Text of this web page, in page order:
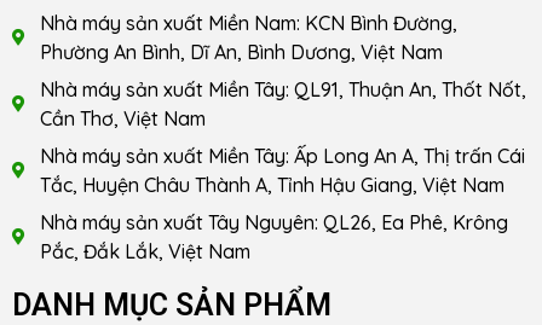
Nhà máy sản xuất Miền Nam: KCN Bình Đường,
Phường An Bình, Dĩ An, Bình Dương, Việt Nam
Nhà máy sản xuất Miền Tây: QL91, Thuận An, Thốt Nốt,
Cần Thơ, Việt Nam
Nhà máy sản xuất Miền Tây: Ấp Long An A, Thị trấn Cái
Tắc, Huyện Châu Thành A, Tỉnh Hậu Giang, Việt Nam
Nhà máy sản xuất Tây Nguyên: QL26, Ea Phê, Krông
Pắc, Đắk Lắk, Việt Nam
DANH MỤC SẢN PHẨM